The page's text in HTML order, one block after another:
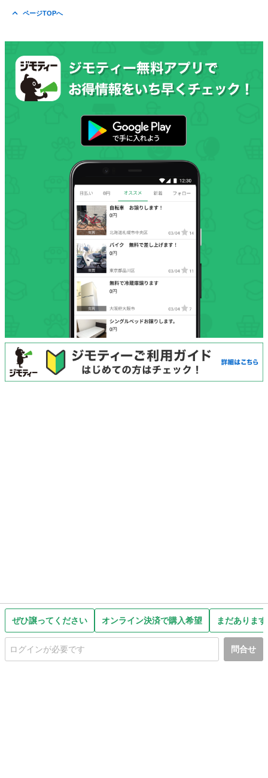
ぜひ譲ってください オンライン決済で購入希望 まだありま
問合せ
ページTOPへ